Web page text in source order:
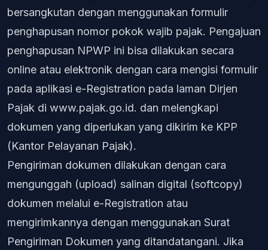
bersangkutan dengan menggunakan formulir
penghapusan nomor pokok wajib pajak. Pengajuan
penghapusan NPWP ini bisa dilakukan secara
online atau elektronik dengan cara mengisi formulir
pada aplikasi e-Registration pada laman Dirjen
Pajak di www.pajak.go.id. dan melengkapi
dokumen yang diperlukan yang dikirim ke KPP
(Kantor Pelayanan Pajak).
Pengiriman dokumen dilakukan dengan cara
mengunggah (upload) salinan digital (softcopy)
dokumen melalui e-Registration atau
mengirimkannya dengan menggunakan Surat
Pengiriman Dokumen yang ditandatangani. Jika